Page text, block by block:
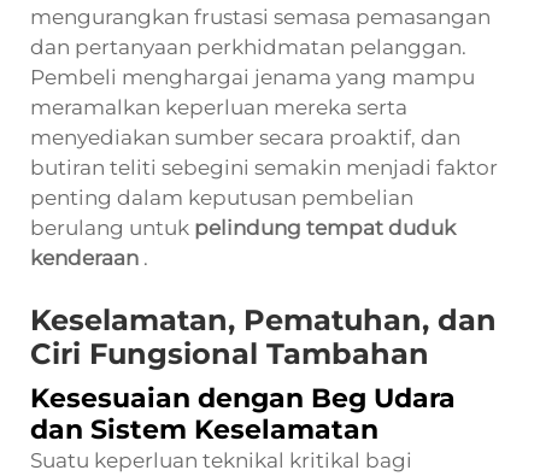
mengurangkan frustasi semasa pemasangan
dan pertanyaan perkhidmatan pelanggan.
Pembeli menghargai jenama yang mampu
meramalkan keperluan mereka serta
menyediakan sumber secara proaktif, dan
butiran teliti sebegini semakin menjadi faktor
penting dalam keputusan pembelian
berulang untuk pelindung tempat duduk
kenderaan .
Keselamatan, Pematuhan, dan
Ciri Fungsional Tambahan
Kesesuaian dengan Beg Udara
dan Sistem Keselamatan
Suatu keperluan teknikal kritikal bagi